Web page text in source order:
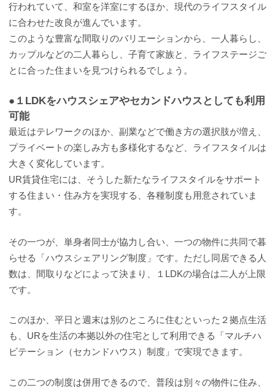
行われていて、和室を洋室にするほか、現代のライフスタイル
に合わせた改良が進んでいます。
このような豊富な間取りのバリエーションから、一人暮らし、
カップルなどの二人暮らし、子育て家族と、ライフステージご
とに合った住まいを見つけられるでしょう。
●１LDKをハウスシェアやセカンドハウスとしても利用
可能
最近はテレワークのほか、副業などで働き方の選択肢が増え、
プライベートの楽しみ方も多様化するなど、ライフスタイルは
大きく変化しています。
UR賃貸住宅には、そうした新たなライフスタイルをサポート
する住まい・住み方を実現する、各種制度も用意されていま
す。
その一つが、単身者同士が協力し合い、一つの物件に共同で暮
らせる「ハウスシェアリング制度」です。ただし同居できる人
数は、間取りなどによって決まり、１LDKの場合は二人が上限
です。
このほか、平日と週末は別のところに住むといった２拠点生活
も、URを生活の本拠以外の住宅として利用できる「マルチハ
ビテーション（セカンドハウス）制度」で実現できます。
この二つの制度は併用できるので、普段は別々の物件に住み、